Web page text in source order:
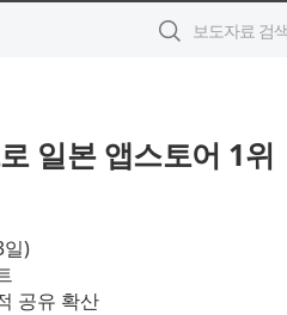
일본 앱스토어 1위
일)
공유 확산